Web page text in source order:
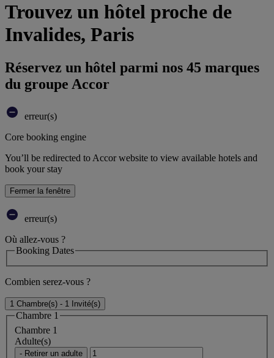
Trouvez un hôtel proche de
Invalides, Paris
Réservez un hôtel parmi nos 45 marques
du groupe Accor
erreur(s)
Core booking engine
You’ll be redirected to Accor website to view available hotels and
book your stay
Fermer la fenêtre
erreur(s)
Où allez-vous ?
Booking Dates
Combien serez-vous ?
1 Chambre(s) - 1 Invité(s)
Chambre 1
Chambre 1
Adulte(s)
- Retirer un adulte